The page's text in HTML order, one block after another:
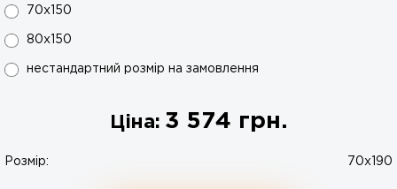
70х150
80х150
нестандартний розмір на замовлення
Ціна: 3 574 грн.
Розмір: 70x190